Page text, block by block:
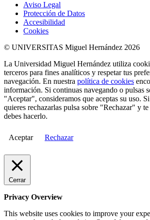
Aviso Legal
Protección de Datos
Accesibilidad
Cookies
© UNIVERSITAS Miguel Hernández 2026
La Universidad Miguel Hernández utiliza
terceros para fines analíticos y respetar tus
navegación. En nuestra política de cookies
información. Si continuas navegando o pulsas
"Aceptar", consideramos que aceptas su uso.
quieres rechazarlas pulsa sobre "Rechazar" y
debes hacerlo.
Aceptar Rechazar
Cerrar
Privacy Overview
This website uses cookies to improve your